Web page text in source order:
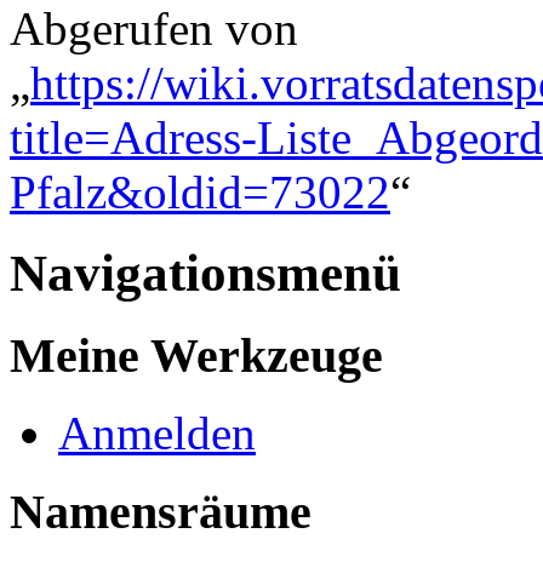
Abgerufen von
„https://
title=Adress-
Pfalz&oldid=73022“
Navigationsmenü
Meine Werkzeuge
Anmelden
Namensräume